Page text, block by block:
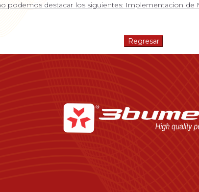
podemos destacar los siguientes: Implementacion